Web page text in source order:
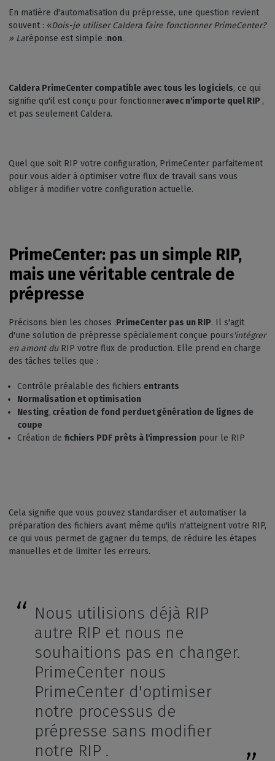
En matière d'automatisation du prépresse, une question revient
souvent : «Dois-je utiliser Caldera faire fonctionner PrimeCenter?
» Laréponse est simple :non.
Caldera PrimeCenter compatible avec tous les logiciels, ce qui
signifie qu'il est conçu pour fonctionneravec n'importe quel RIP ,
et pas seulement Caldera.
Quel que soit RIP votre configuration, PrimeCenter parfaitement
pour vous aider à optimiser votre flux de travail sans vous
obliger à modifier votre configuration actuelle.
PrimeCenter: pas un simple RIP,
mais une véritable centrale de
prépresse
Précisons bien les choses :PrimeCenter pas un RIP. Il s'agit
d'une solution de prépresse spécialement conçue pours'intégrer
en amont duRIP votre flux de production. Elle prend en charge
des tâches telles que :
Contrôle préalable des fichiers entrants
Normalisation etoptimisation
Nesting, création de fond perduet génération de lignes de
coupe
Création de fichiers PDF prêts à l'impression pour le RIP
Cela signifie que vous pouvez standardiser et automatiser la
préparation des fichiers avant même qu'ils n'atteignent votre RIP,
ce qui vous permet de gagner du temps, de réduire les étapes
manuelles et de limiter les erreurs.
Nous utilisions déjà RIP
autre RIP et nous ne
souhaitions pas en changer.
PrimeCenter nous
PrimeCenter d'optimiser
notre processus de
prépresse sans modifier
notre RIP .